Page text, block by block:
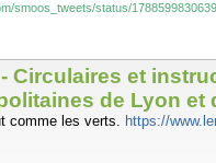
smoos_tweets/status/
Circulaires et
de Lyon et
comme les verts. https://